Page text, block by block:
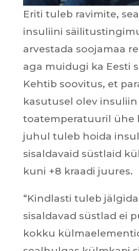
Eriti tuleb ravimite,
insuliini
arvestada soojamaa
aga muidugi ka Eesti
Kehtib soovitus, et
kasutusel olev
toatemperatuuril ühe
juhul tuleb hoida
sisaldavaid süstlaid
kuni +8 kraadi juures.
“Kindlasti tuleb
sisaldavad süstlad ei
kokku